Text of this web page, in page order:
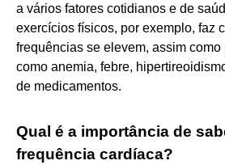
a vários fatores cotidianos e de
exercícios físicos, por exemplo, faz
frequências se elevem, assim
como anemia, febre,
de medicamentos.
Qual é a importância de
frequência cardíaca?